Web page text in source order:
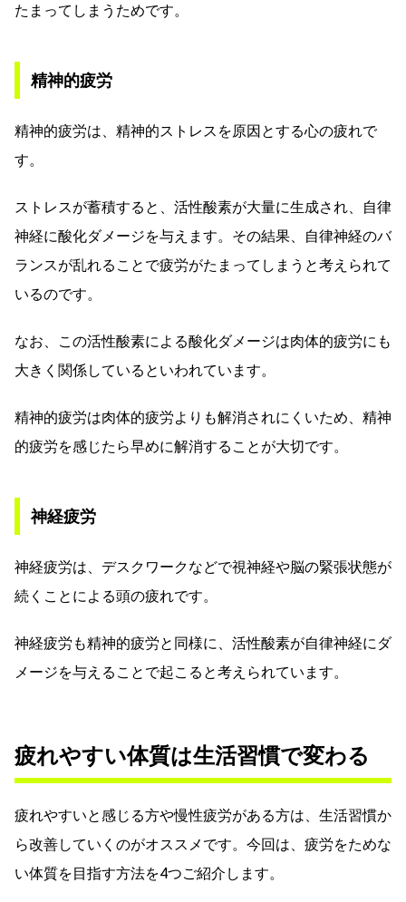
たまってしまうためです。
精神的疲労
精神的疲労は、精神的ストレスを原因とする心の疲れで
す。
ストレスが蓄積すると、活性酸素が大量に生成され、自律
神経に酸化ダメージを与えます。その結果、自律神経のバ
ランスが乱れることで疲労がたまってしまうと考えられて
いるのです。
なお、この活性酸素による酸化ダメージは肉体的疲労にも
大きく関係しているといわれています。
精神的疲労は肉体的疲労よりも解消されにくいため、精神
的疲労を感じたら早めに解消することが大切です。
神経疲労
神経疲労は、デスクワークなどで視神経や脳の緊張状態が
続くことによる頭の疲れです。
神経疲労も精神的疲労と同様に、活性酸素が自律神経にダ
メージを与えることで起こると考えられています。
疲れやすい体質は生活習慣で変わる
疲れやすいと感じる方や慢性疲労がある方は、生活習慣か
ら改善していくのがオススメです。今回は、疲労をためな
い体質を目指す方法を4つご紹介します。